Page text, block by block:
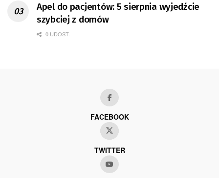
Apel do pacjentów: 5 sierpnia wyjedźcie
szybciej z domów
0 UDOST.
FACEBOOK
TWITTER